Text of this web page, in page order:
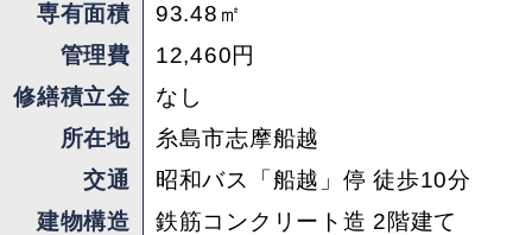
専有面積
93.48㎡
管理費
12,460円
修繕積立金
なし
所在地
糸島市志摩船越
交通
昭和バス「船越」停 徒歩10分
建物構造
鉄筋コンクリート造 2階建て